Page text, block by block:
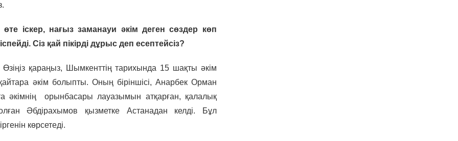
іскер, нағыз заманауи әкім деген сөздер көп
Сіз қай пікірді дұрыс деп есептейсіз?
Өзіңіз қараңыз, Шымкенттің тарихында 15 шақты әкім
әкім болыпты. Оның біріншісі, Анарбек Орман
әкімнің орынбасары лауазымын атқарған, қалалық
Әбдірахымов қызметке Астанадан келді. Бұл
көрсетеді.